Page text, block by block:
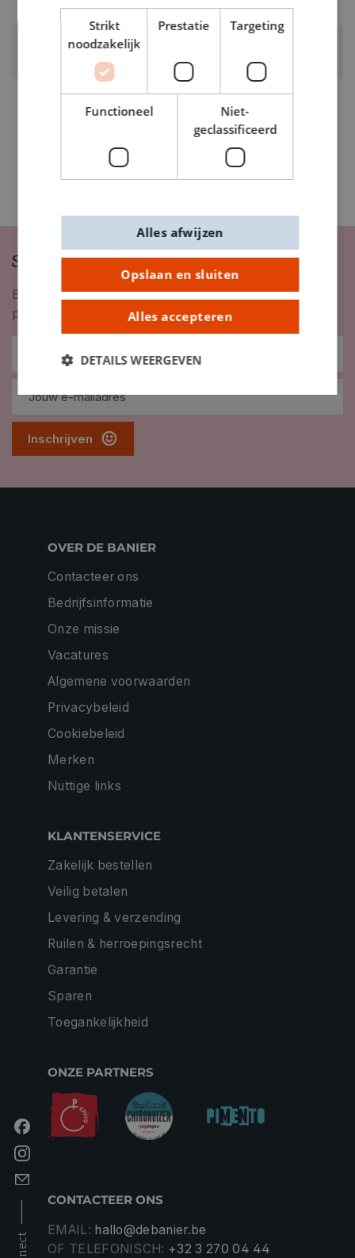
0.019kg
ARTIKELNUMMER
Schrijf je in op onze nieuwsbrief
Blijf op de hoogte van nieuwigheden, inspiratie,
promoties en meer!
Inschrijven
OVER DE BANIER
Contacteer ons
Bedrijfsinformatie
Onze missie
Vacatures
Algemene voorwaarden
Privacybeleid
Cookiebeleid
Merken
Nuttige links
KLANTENSERVICE
Zakelijk bestellen
Veilig betalen
Levering & verzending
Ruilen & herroepingsrecht
Garantie
Sparen
Toegankelijkheid
ONZE PARTNERS
CONTACTEER ONS
EMAIL: hallo@debanier.be
OF TELEFONISCH: +32 3 270 04 44
Strikt
noodzakelijk
Prestatie Targeting
Functioneel
Niet-
geclassificeerd
Opslaan en sluiten
Alles accepteren
Alles afwijzen
DETAILS WEERGEVEN